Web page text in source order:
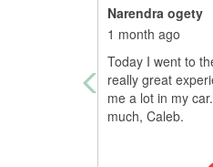
Narendra ogety
1 month ago
Today I went to
really great
me a lot in my
much, Caleb.